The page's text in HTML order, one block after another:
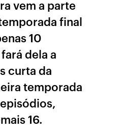
vem a parte
final
10
dela a
curta da
temporada
16.